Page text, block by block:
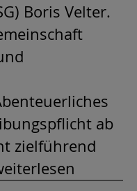
Boris Velter.
ab
zielführend